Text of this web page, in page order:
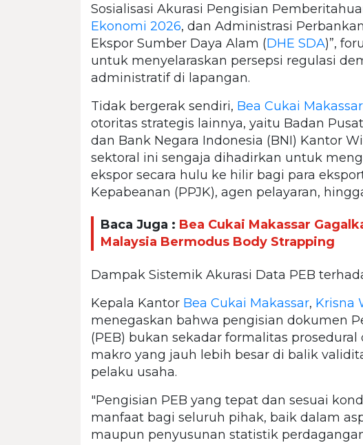
Sosialisasi Akurasi Pengisian
Ekonomi 2026, dan Administrasi
Ekspor Sumber Daya Alam (DHE SDA)”,
untuk menyelaraskan persepsi regulasi
administratif di lapangan.
Tidak bergerak sendiri, Bea Cukai Makassar
otoritas strategis lainnya, yaitu Badan
dan Bank Negara Indonesia (BNI) Kantor
sektoral ini sengaja dihadirkan untuk
ekspor secara hulu ke hilir bagi para
Kepabeanan (PPJK), agen pelayaran,
Baca Juga : Bea Cukai Makassar
Malaysia Bermodus Body Strapping
Dampak Sistemik Akurasi Data PEB
Kepala Kantor Bea Cukai Makassar, Krisna
menegaskan bahwa pengisian dokumen
(PEB) bukan sekadar formalitas
makro yang jauh lebih besar di balik
pelaku usaha.
"Pengisian PEB yang tepat dan sesuai
manfaat bagi seluruh pihak, baik dalam
maupun penyusunan statistik